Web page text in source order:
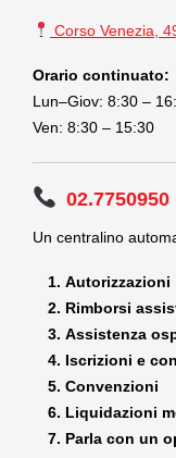
Corso Venezia,
Orario continuato:
Lun–Giov: 8:30 –
Ven: 8:30 – 15:30
02.7750950
Un centralino
Autorizzazioni
Rimborsi
Assistenza
Iscrizioni e
Convenzioni
Liquidazioni
Parla con un